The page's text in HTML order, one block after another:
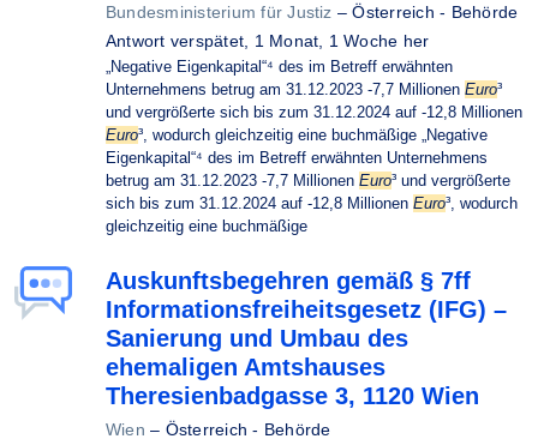
Bundesministerium für Justiz –Österreich - Behörde
Antwort verspätet, 1 Monat, 1 Woche her
„Negative Eigenkapital“⁴ des im Betreff erwähnten
Unternehmens betrug am 31.12.2023 -7,7 Millionen Euro³
und vergrößerte sich bis zum 31.12.2024 auf -12,8 Millionen
Euro³, wodurch gleichzeitig eine buchmäßige „Negative
Eigenkapital“⁴ des im Betreff erwähnten Unternehmens
betrug am 31.12.2023 -7,7 Millionen Euro³ und vergrößerte
sich bis zum 31.12.2024 auf -12,8 Millionen Euro³, wodurch
gleichzeitig eine buchmäßige
Auskunftsbegehren gemäß § 7ff
Informationsfreiheitsgesetz (IFG) –
Sanierung und Umbau des
ehemaligen Amtshauses
Theresienbadgasse 3, 1120 Wien
Wien – Österreich - Behörde